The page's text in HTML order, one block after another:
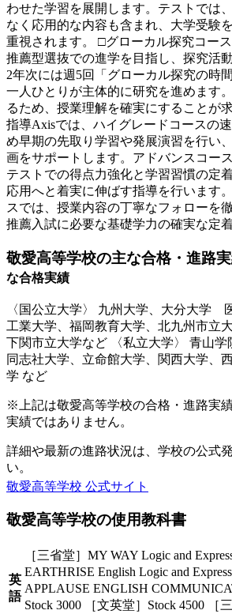
わせた学習を展開します。テストでは
なく応用的な内容も含まれ、大学受験
重視されます。 □グローカル探究コー
推薦型選抜での進学を目指し、探究活
2年次には週5回「グローカル探究の時
一人ひとりが主体的に研究を進めます
るため、授業理解を確実にすることが
指導Axisでは、ハイグレードコースの
め早期の先取り学習や発展演習を行い
画をサポートします。アドバンスコー
テストでの得点力強化と学習習慣の定
応用へと着実に伸ばす指導を行います
スでは、授業内容の丁寧なフォローを
推薦入試に必要な基礎学力の確実な定
敬愛高等学校の主な合格・進路
な合格実績
〈国公立大学〉 九州大学、大分大学
工業大学、福岡教育大学、北九州市立
下関市立大学など 〈私立大学〉 青山学
同志社大学、立命館大学、関西大学、
学 など
※上記は敬愛高等学校の合格・進路実
実績ではありません。
詳細や最新の進路状況は、学校の公式
い。
敬愛高等学校 公式サイト
敬愛高等学校の使用教科書
英
語
［三省堂］MY WAY Logic and
EARTHRISE English Logic and
APPLAUSE ENGLISH
Stock 3000 ［文英堂］Stock 4500 ［